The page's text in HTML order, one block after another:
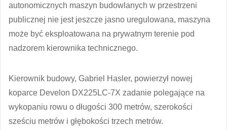
autonomicznych maszyn budowlanych w przestrzeni
publicznej nie jest jeszcze jasno uregulowana, maszyna
może być eksploatowana na prywatnym terenie pod
nadzorem kierownika technicznego.
Kierownik budowy, Gabriel Hasler, powierzył nowej
koparce Develon DX225LC-7X zadanie polegające na
wykopaniu rowu o długości 300 metrów, szerokości
sześciu metrów i głębokości trzech metrów.